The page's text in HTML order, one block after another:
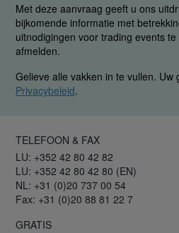
Met deze aanvraag geeft u ons
bijkomende informatie met
uitnodigingen voor trading events
afmelden.
Gelieve alle vakken in te vullen. Uw
Privacybeleid.
TELEFOON & FAX
LU: +352 42 80 42 82
LU: +352 42 80 42 80 (EN)
NL: +31 (0)20 737 00 54
Fax: +31 (0)20 88 81 22 7
GRATIS